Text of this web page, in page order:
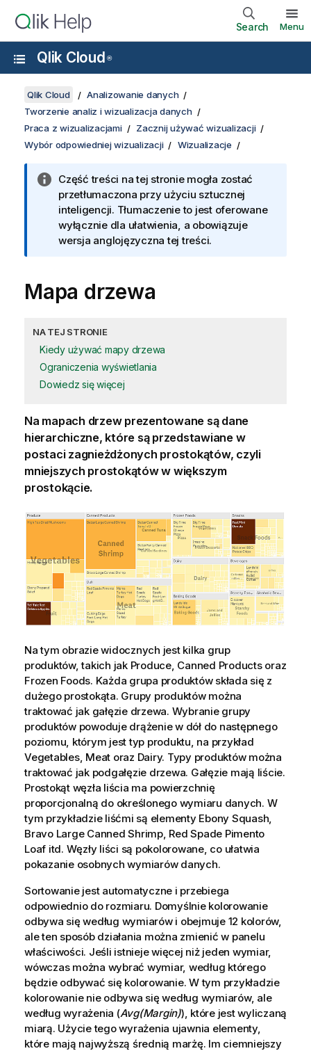
Search Menu
Qlik Cloud ®
Qlik Cloud
Analizowanie danych
Tworzenie analiz i wizualizacja danych
Praca z wizualizacjami
Zacznij używać wizualizacji
Wybór odpowiedniej wizualizacji
Wizualizacje
Część treści na tej stronie mogła zostać
przetłumaczona przy użyciu sztucznej
inteligencji. Tłumaczenie to jest oferowane
wyłącznie dla ułatwienia, a obowiązuje
wersja anglojęzyczna tej treści.
Mapa drzewa
NA TEJ STRONIE
Kiedy używać mapy drzewa
Ograniczenia wyświetlania
Dowiedz się więcej
Na mapach drzew prezentowane są dane
hierarchiczne, które są przedstawiane w
postaci zagnieżdżonych prostokątów, czyli
mniejszych prostokątów w większym
prostokącie.
Na tym obrazie widocznych jest kilka grup
produktów, takich jak Produce, Canned Productsoraz
Frozen Foods. Każda grupa produktów składa się z
dużego prostokąta. Grupy produktów można
traktować jak gałęzie drzewa. Wybranie grupy
produktów powoduje drążenie w dół do następnego
poziomu, którym jest typ produktu, na przykład
Vegetables, Meat oraz Dairy. Typy produktów można
traktować jak podgałęzie drzewa. Gałęzie mają liście.
Prostokąt węzła liścia ma powierzchnię
proporcjonalną do określonego wymiaru danych. W
tym przykładzie liśćmi są elementy Ebony Squash,
Bravo Large Canned Shrimp, Red Spade Pimento
Loaf itd. Węzły liści są pokolorowane, co ułatwia
pokazanie osobnych wymiarów danych.
Sortowanie jest automatyczne i przebiega
odpowiednio do rozmiaru. Domyślnie kolorowanie
odbywa się według wymiarów i obejmuje 12 kolorów,
ale ten sposób działania można zmienić w panelu
właściwości. Jeśli istnieje więcej niż jeden wymiar,
wówczas można wybrać wymiar, według którego
będzie odbywać się kolorowanie. W tym przykładzie
kolorowanie nie odbywa się według wymiarów, ale
według wyrażenia (Avg(Margin)), które jestwyliczaną
miarą. Użycie tego wyrażenia ujawnia elementy,
które mają najwyższą średnią marżę. Im ciemniejszy